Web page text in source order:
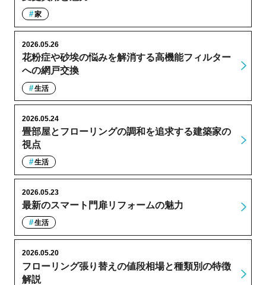
家
花粉症や砂埃の悩みを解消する高機能フィルター
への網戸交換
2026.05.26
生活
畳部屋とフローリングの調和を追求する建築家の
視点
2026.05.24
生活
最新のスマート門扉リフォームの魅力
2026.05.23
生活
フローリング張り替えの値段相場と種類別の特徴
解説
2026.05.20